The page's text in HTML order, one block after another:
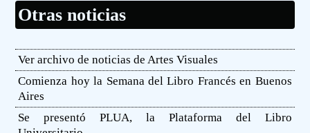
Otras noticias
Ver archivo de noticias de Artes Visuales
Comienza hoy la Semana del Libro Francés en Buenos
Aires
Se presentó PLUA, la Plataforma del Libro